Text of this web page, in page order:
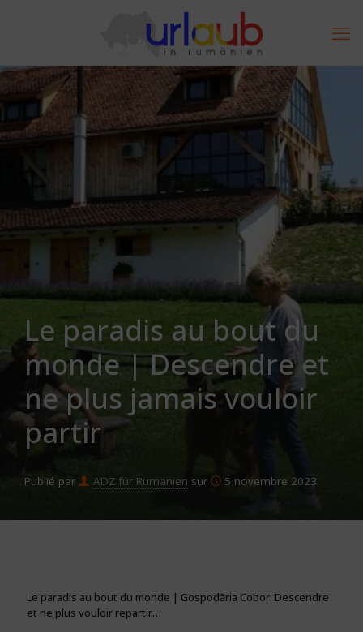
Le paradis au bout du
monde | Descendre et
ne plus jamais vouloir
partir
Publié par ADZ für Rumänien sur 5 novembre 2023
Le paradis au bout du monde | Gospodăria Cobor: Descendre
et ne plus vouloir repartir…